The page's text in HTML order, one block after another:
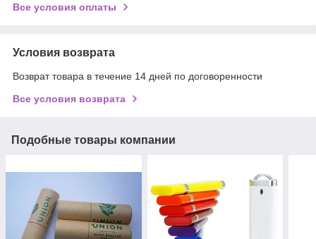
Все условия оплаты
Условия возврата
Возврат товара в течение 14 дней по договоренности
Все условия возврата
Подобные товары компании